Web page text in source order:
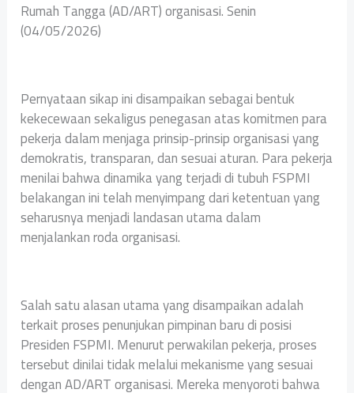
Rumah Tangga (AD/ART) organisasi. Senin
(04/05/2026)
Pernyataan sikap ini disampaikan sebagai bentuk
kekecewaan sekaligus penegasan atas komitmen para
pekerja dalam menjaga prinsip-prinsip organisasi yang
demokratis, transparan, dan sesuai aturan. Para pekerja
menilai bahwa dinamika yang terjadi di tubuh FSPMI
belakangan ini telah menyimpang dari ketentuan yang
seharusnya menjadi landasan utama dalam
menjalankan roda organisasi.
Salah satu alasan utama yang disampaikan adalah
terkait proses penunjukan pimpinan baru di posisi
Presiden FSPMI. Menurut perwakilan pekerja, proses
tersebut dinilai tidak melalui mekanisme yang sesuai
dengan AD/ART organisasi. Mereka menyoroti bahwa